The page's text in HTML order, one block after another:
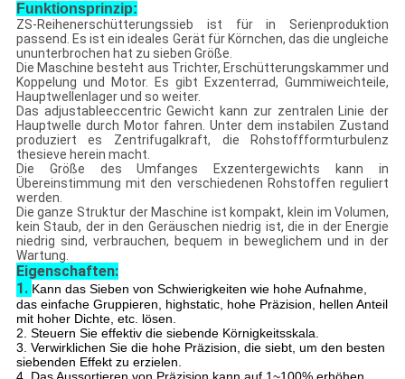
Funktionsprinzip:
ZS-Reihenerschütterungssieb ist für in Serienproduktion
passend. Es ist ein ideales Gerät für Körnchen, das die ungleiche
ununterbrochen hat zu sieben Größe.
Die Maschine besteht aus Trichter, Erschütterungskammer und
Koppelung und Motor. Es gibt Exzenterrad, Gummiweichteile,
Hauptwellenlager und so weiter.
Das adjustableeccentric Gewicht kann zur zentralen Linie der
Hauptwelle durch Motor fahren. Unter dem instabilen Zustand
produziert es Zentrifugalkraft, die Rohstoffformturbulenz
thesieve herein macht.
Die Größe des Umfanges Exzentergewichts kann in
Übereinstimmung mit den verschiedenen Rohstoffen reguliert
werden.
Die ganze Struktur der Maschine ist kompakt, klein im Volumen,
kein Staub, der in den Geräuschen niedrig ist, die in der Energie
niedrig sind, verbrauchen, bequem in beweglichem und in der
Wartung.
Eigenschaften:
1. Kann das Sieben von Schwierigkeiten wie hohe Aufnahme,
das einfache Gruppieren, highstatic, hohe Präzision, hellen Anteil
mit hoher Dichte, etc. lösen.
2. Steuern Sie effektiv die siebende Körnigkeitsskala.
3. Verwirklichen Sie die hohe Präzision, die siebt, um den besten
siebenden Effekt zu erzielen.